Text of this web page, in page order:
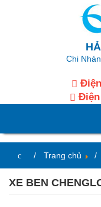
Chi
Trang chủ
XE BEN